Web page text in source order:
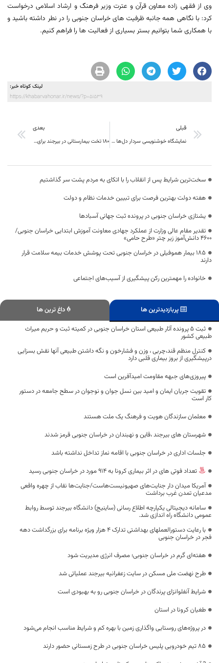
وی از فقهی زاده معاون قرآن و عترت وزیر فرهنگ و ارشاد اسلامی درخواست
کرد: با نگاهی همه جانبه ظرفیت های خراسان جنوبی را در نطر داشته باشید و
با همکاری شما بتوانیم بستر بسیاری از فعالیت ها را فراهم کنیم.
لینک کوتاه خبر:
https://khabarvahonar.ir/news/?p=51539
قبلی
نمایشگاه خوشنویسی سردار دل‌ها در بیرجند گشایش یافت
بعدی
۱۸۰ تخت بیمارستانی در بیرجند برای بیماران کرونایی به کار گرفته شد
سخت‌ترین شرایط پس از انقلاب را با اتکای به مردم پشت سر گذاشتیم
هفته دولت بهترین فرصت برای تبیین خدمات نظام و دولت
یشتازی خراسان جنوبی در پرونده ثبت جهانی آسبادها
تقدیر مقام عالی وزارت از عملکرد جهادی معاونت آموزش ابتدایی خراسان جنوبی/
۴۶۰۰ دانش‌آموز زیر چتر «طرح حامی»
۱۸۵ بیمار هموفیلی در خراسان جنوبی تحت پوشش خدمات بیمه سلامت قرار
دارند
خانواده را مهمترین رکن پیشگیری از آسیب‌های اجتماعی
پربازدیدترین ها
داغ ترین ها
ثبت 5 پرونده آثار طبیعی استان خراسان جنوبی در کمیته ثبت و حریم میراث
طبیعی کشور
کنترل منظم قند،چربی ، وزن و فشارخون و نگه داشتن طبیعی آنها نقش بسزایی
درپیشگیری از بروز بیماری قلبی دارد
پیروزی‌های جبهه مقاومت امیدآفرین است
تقویت جریان ایمان و امید بین نسل جوان و نوجوان در سطح جامعه در دستور
کار است
معلمان سازندگان هویت و فرهنگ یک ملت هستند
شهرستان های بیرجند ،قاین و نهبندان در خراسان جنوبی قرمز شدند
جلسات اداری در خراسان جنوبی با اقامه نماز تداخل نداشته باشد
تعداد فوتی های در اثر بیماری کرونا به 914 مورد در خراسان جنوبی رسید
آمریکا میدان دار جنایت‌های صهیونیست‌هاست/جنایت‌ها نقاب از چهره واقعی
مدعیان تمدن غرب برداشت
سامانه دیجیتالی یکپارچه اطلاع رسانی (ساینیج) دانشگاه بیرجند توسط روابط
عمومی دانشگاه راه اندازی شد.
با رعایت دستورالعملهای بهداشتی تدارک 4 هزار ویژه برنامه برای بزرگداشت دهه
فجر در خراسان جنوبی
هفته‌ای گرم در خراسان جنوبی؛ مصرف انرژی مدیریت شود
طرح نهضت ملی مسکن در سایت زعفرانیه بیرجند عملیاتی شد
شرایط آنفلوانزای پرندگان در خراسان جنوبی رو به بهبودی است
طغیان کرونا در استان
در پروژه‌های روستایی واگذاری زمین با بهره کم و شرایط مناسب انجام می‌شود
۸۵ تیم خودرویی پلیس خراسان جنوبی در طرح زمستانی حضور دارند